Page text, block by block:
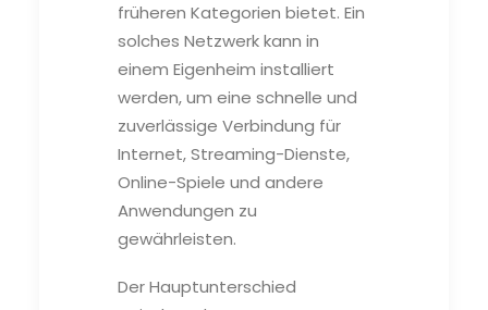
früheren Kategorien bietet. Ein
solches Netzwerk kann in
einem Eigenheim installiert
werden, um eine schnelle und
zuverlässige Verbindung für
Internet, Streaming-Dienste,
Online-Spiele und andere
Anwendungen zu
gewährleisten.
Der Hauptunterschied